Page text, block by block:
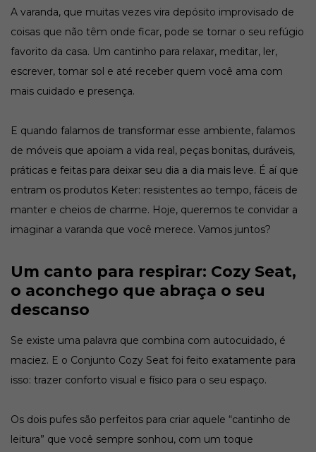
A varanda, que muitas vezes vira depósito improvisado de
coisas que não têm onde ficar, pode se tornar o seu refúgio
favorito da casa. Um cantinho para relaxar, meditar, ler,
escrever, tomar sol e até receber quem você ama com
mais cuidado e presença.
E quando falamos de transformar esse ambiente, falamos
de móveis que apoiam a vida real, peças bonitas, duráveis,
práticas e feitas para deixar seu dia a dia mais leve. É aí que
entram os produtos Keter: resistentes ao tempo, fáceis de
manter e cheios de charme. Hoje, queremos te convidar a
imaginar a varanda que você merece. Vamos juntos?
Um canto para respirar: Cozy Seat,
o aconchego que abraça o seu
descanso
Se existe uma palavra que combina com autocuidado, é
maciez. E o Conjunto Cozy Seat foi feito exatamente para
isso: trazer conforto visual e físico para o seu espaço.
Os dois pufes são perfeitos para criar aquele “cantinho de
leitura” que você sempre sonhou, com um toque